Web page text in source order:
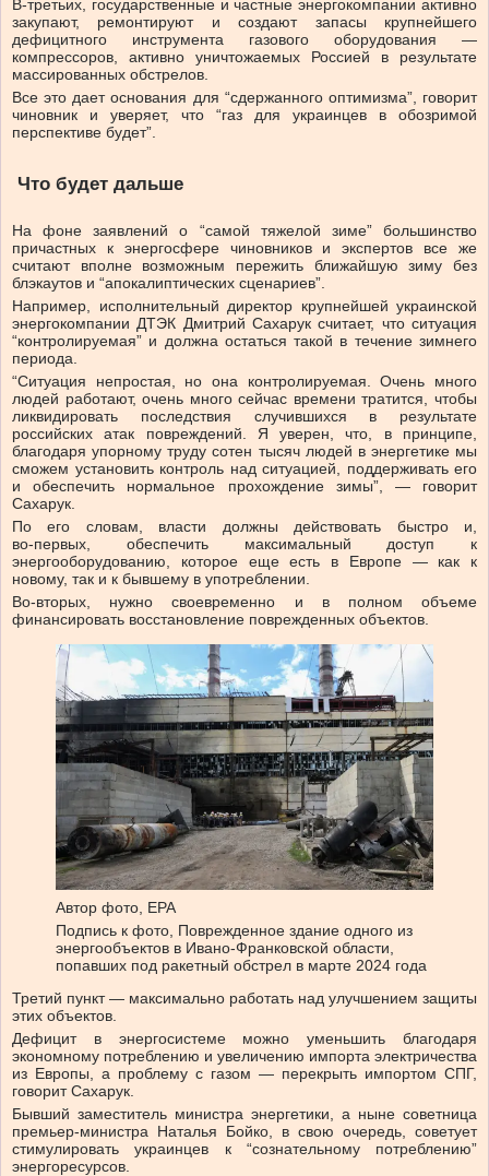
В-третьих, государственные и частные энергокомпании активно
закупают, ремонтируют и создают запасы крупнейшего
дефицитного инструмента газового оборудования —
компрессоров, активно уничтожаемых Россией в результате
массированных обстрелов.
Все это дает основания для “сдержанного оптимизма”, говорит
чиновник и уверяет, что “газ для украинцев в обозримой
перспективе будет”.
Что будет дальше
На фоне заявлений о “самой тяжелой зиме” большинство
причастных к энергосфере чиновников и экспертов все же
считают вполне возможным пережить ближайшую зиму без
блэкаутов и “апокалиптических сценариев”.
Например, исполнительный директор крупнейшей украинской
энергокомпании ДТЭК Дмитрий Сахарук считает, что ситуация
“контролируемая” и должна остаться такой в течение зимнего
периода.
“Ситуация непростая, но она контролируемая. Очень много
людей работают, очень много сейчас времени тратится, чтобы
ликвидировать последствия случившихся в результате
российских атак повреждений. Я уверен, что, в принципе,
благодаря упорному труду сотен тысяч людей в энергетике мы
сможем установить контроль над ситуацией, поддерживать его
и обеспечить нормальное прохождение зимы”, — говорит
Сахарук.
По его словам, власти должны действовать быстро и,
во‑первых, обеспечить максимальный доступ к
энергооборудованию, которое еще есть в Европе — как к
новому, так и к бывшему в употреблении.
Во-вторых, нужно своевременно и в полном объеме
финансировать восстановление поврежденных объектов.
Автор фото, EPA
Подпись к фото, Поврежденное здание одного из
энергообъектов в Ивано-Франковской области,
попавших под ракетный обстрел в марте 2024 года
Третий пункт — максимально работать над улучшением защиты
этих объектов.
Дефицит в энергосистеме можно уменьшить благодаря
экономному потреблению и увеличению импорта электричества
из Европы, а проблему с газом — перекрыть импортом СПГ,
говорит Сахарук.
Бывший заместитель министра энергетики, а ныне советница
премьер-министра Наталья Бойко, в свою очередь, советует
стимулировать украинцев к “сознательному потреблению”
энергоресурсов.